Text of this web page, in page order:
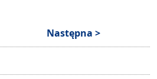
Następna >